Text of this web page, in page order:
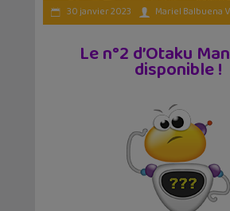
30 janvier 2023 Mariel Balbuena
Le n°2 d’Otaku
disponible !